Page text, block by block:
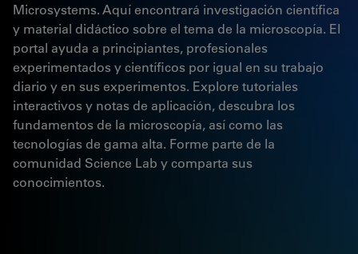
Microsystems. Aquí encontrará investigación científica
y material didáctico sobre el tema de la microscopía. El
portal ayuda a principiantes, profesionales
experimentados y científicos por igual en su trabajo
diario y en sus experimentos. Explore tutoriales
interactivos y notas de aplicación, descubra los
fundamentos de la microscopía, así como las
tecnologías de gama alta. Forme parte de la
comunidad Science Lab y comparta sus
conocimientos.